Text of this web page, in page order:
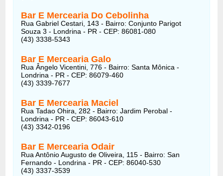
Bar E Mercearia Do Cebolinha
Rua Gabriel Cestari, 143 - Bairro: Conjunto Parigot
Souza 3 - Londrina - PR - CEP: 86081-080
(43) 3338-5343
Bar E Mercearia Galo
Rua Ângelo Vicentini, 776 - Bairro: Santa Mônica -
Londrina - PR - CEP: 86079-460
(43) 3339-7677
Bar E Mercearia Maciel
Rua Tadao Ohira, 282 - Bairro: Jardim Perobal -
Londrina - PR - CEP: 86043-610
(43) 3342-0196
Bar E Mercearia Odair
Rua Antônio Augusto de Oliveira, 115 - Bairro: San
Fernando - Londrina - PR - CEP: 86040-530
(43) 3337-3539